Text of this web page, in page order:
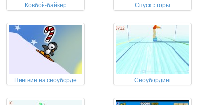
Ковбой-байкер Спуск с горы
Пингвин на сноуборде Сноубординг